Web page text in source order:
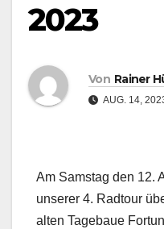
2023
Von Rainer
AUG. 14,
Am Samstag den 12.
unserer 4. Radtour
alten Tagebaue